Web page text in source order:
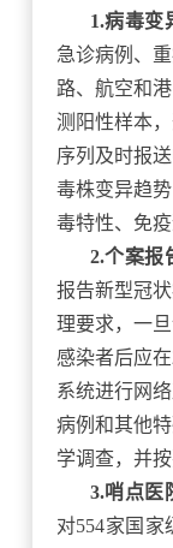
1.病毒变
急诊病例、
路、航空和
测阳性样本
序列及时报
毒株变异趋
毒特性、免
2.个案报
报告新型冠
理要求，一
感染者后应在
系统进行网
病例和其他
学调查，并
3.哨点医
对554家国